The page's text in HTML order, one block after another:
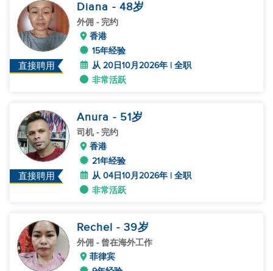
直接聘用
Diana - 48岁
外佣 - 完约
香港
15年经验
从 20日10月2026年 | 全职
非常活跃
直接聘用
Anura - 51岁
司机- 完约
香港
21年经验
从 04日10月2026年 | 全职
非常活跃
Rechel - 39岁
外佣 - 曾在海外工作
菲律宾